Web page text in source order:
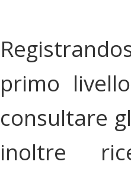
primo
consultare
inoltre